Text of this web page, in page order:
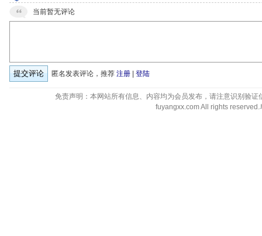
当前暂无评论
匿名发表评论，推荐 注册 登陆
免责声明：本网站所有信息、内容均为会员发布，请注意识别验
fuyangxx.com All rights